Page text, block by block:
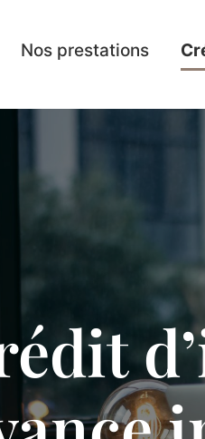
Nos prestations